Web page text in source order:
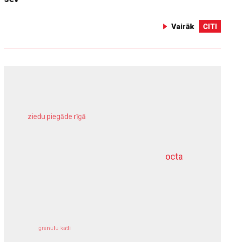
Vairāk CITI
octa
ziedu piegāde rīgā
granulu katli
dziļurbums